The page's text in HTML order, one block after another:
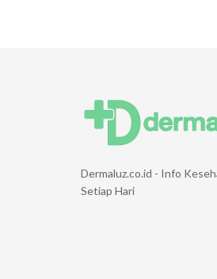
Dermaluz.co.id - Info
Setiap Hari